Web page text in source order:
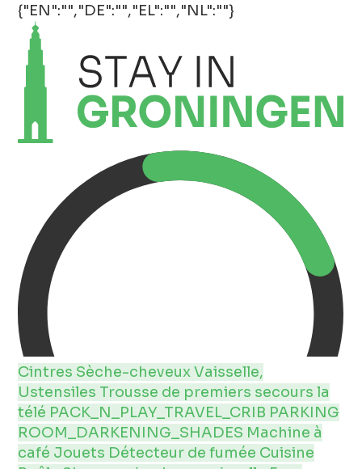
{"EN":"","DE":"","EL":"","NL":""}
Cintres Sèche-cheveuxVaisselle,
Ustensiles Trousse de premiers secoursla
télé PACK_N_PLAY_TRAVEL_CRIB PARKING
ROOM_DARKENING_SHADES Machine à
café Jouets Détecteur de fumée Cuisine